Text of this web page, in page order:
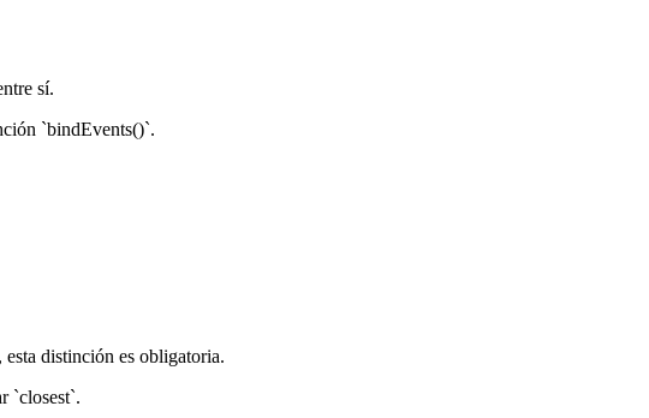
sí.
`bindEvents()`.
distinción es obligatoria.
`closest`.